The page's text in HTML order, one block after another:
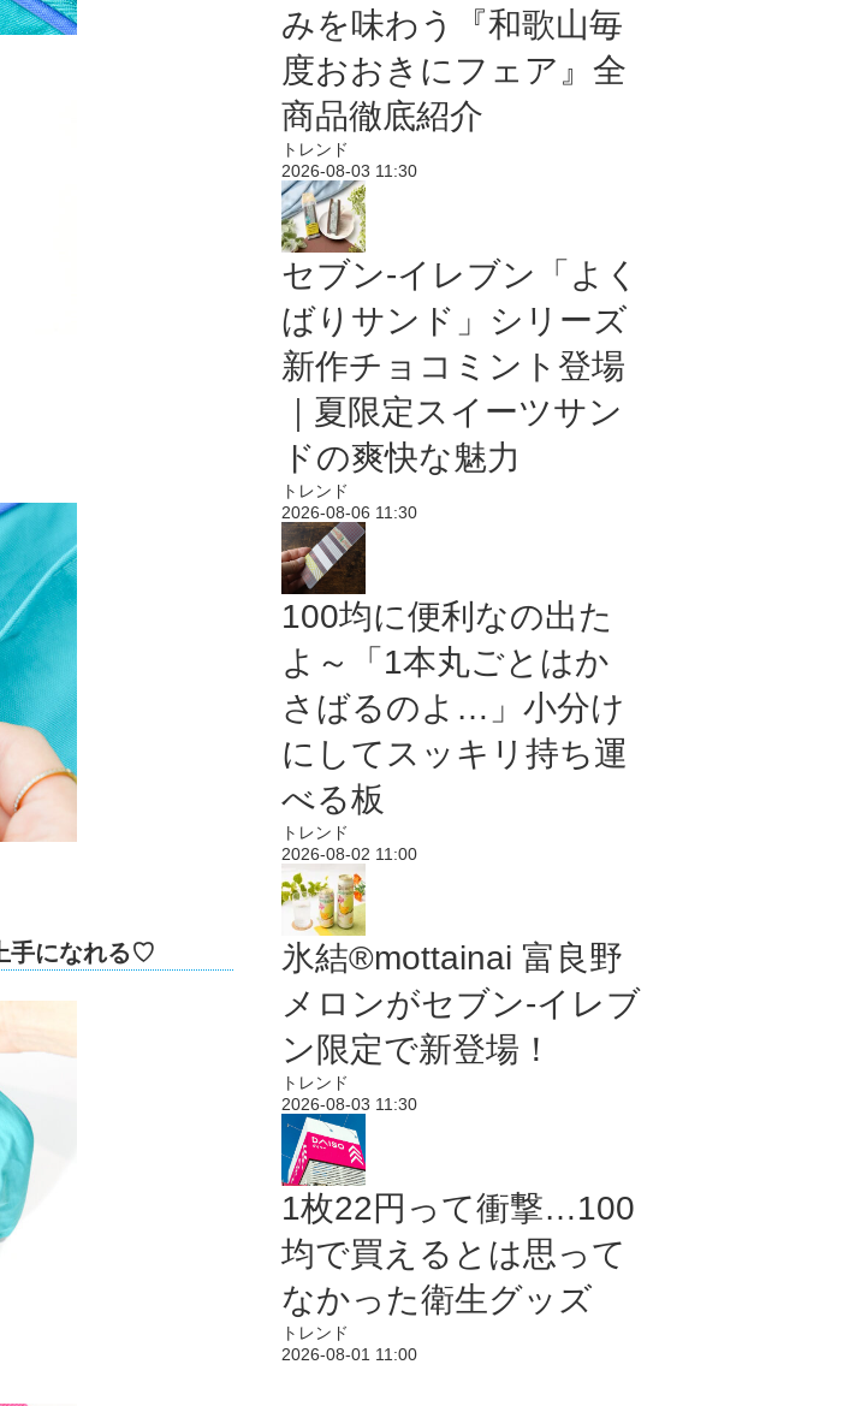
手になれる♡
みを味わう『和歌山毎
度おおきにフェア』全
商品徹底紹介
トレンド
2026-08-03 11:30
セブン‐イレブン「よく
ばりサンド」シリーズ
新作チョコミント登場
｜夏限定スイーツサン
ドの爽快な魅力
トレンド
2026-08-06 11:30
100均に便利なの出た
よ～「1本丸ごとはか
さばるのよ…」小分け
にしてスッキリ持ち運
べる板
トレンド
2026-08-02 11:00
氷結®mottainai 富良野
メロンがセブン‐イレブ
ン限定で新登場！
トレンド
2026-08-03 11:30
1枚22円って衝撃…100
均で買えるとは思って
なかった衛生グッズ
トレンド
2026-08-01 11:00